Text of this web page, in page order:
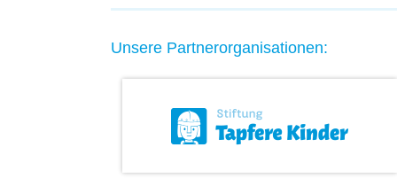
Unsere Partnerorganisationen: